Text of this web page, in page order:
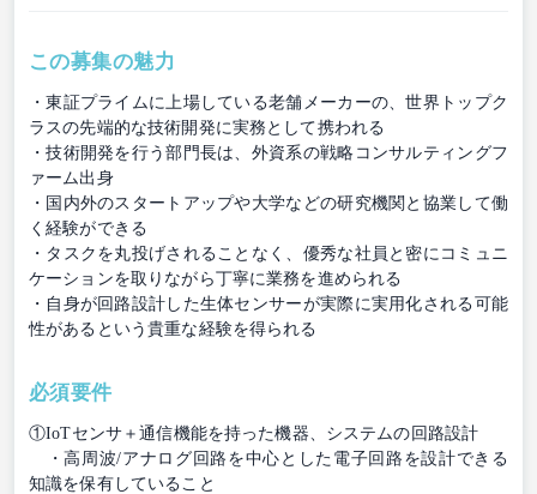
この募集の魅力
・東証プライムに上場している老舗メーカーの、世界トップク
ラスの先端的な技術開発に実務として携われる
・技術開発を行う部門長は、外資系の戦略コンサルティングフ
ァーム出身
・国内外のスタートアップや大学などの研究機関と協業して働
く経験ができる
・タスクを丸投げされることなく、優秀な社員と密にコミュニ
ケーションを取りながら丁寧に業務を進められる
・自身が回路設計した生体センサーが実際に実用化される可能
性があるという貴重な経験を得られる
必須要件
①IoTセンサ＋通信機能を持った機器、システムの回路設計
・高周波/アナログ回路を中心とした電子回路を設計できる
知識を保有していること